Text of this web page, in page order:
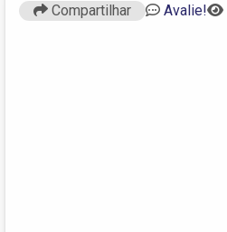
Compartilhar Avalie!